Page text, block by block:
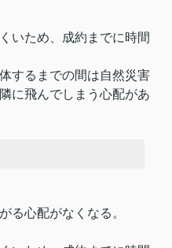
いため、成約までに時間
するまでの間は自然災害
に飛んでしまう心配があ
る心配がなくなる。